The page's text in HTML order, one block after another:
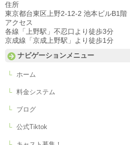
住所
東京都台東区上野2-12-2 池本ビルB1階
アクセス
各線「上野駅」不忍口より徒歩3分
京成線「京成上野駅」より徒歩1分
ナビゲーションメニュー
ホーム
料金システム
ブログ
公式Tiktok